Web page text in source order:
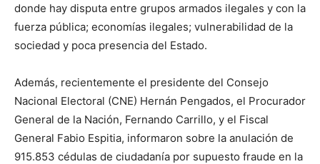
donde hay disputa entre grupos armados ilegales y con la
fuerza pública; economías ilegales; vulnerabilidad de la
sociedad y poca presencia del Estado.
Además, recientemente el presidente del Consejo
Nacional Electoral (CNE) Hernán Pengados, el Procurador
General de la Nación, Fernando Carrillo, y el Fiscal
General Fabio Espitia, informaron sobre la anulación de
915.853 cédulas de ciudadanía por supuesto fraude en la